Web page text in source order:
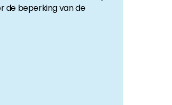
de beperking van de